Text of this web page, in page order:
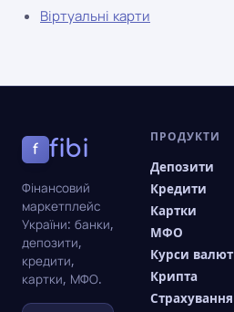
Віртуальні карти
f fibi
Фінансовий
маркетплейс
України: банки,
депозити,
кредити,
картки, МФО.
ПРОДУКТИ
Депозити
Кредити
Картки
МФО
Курси валют
Крипта
Страхування